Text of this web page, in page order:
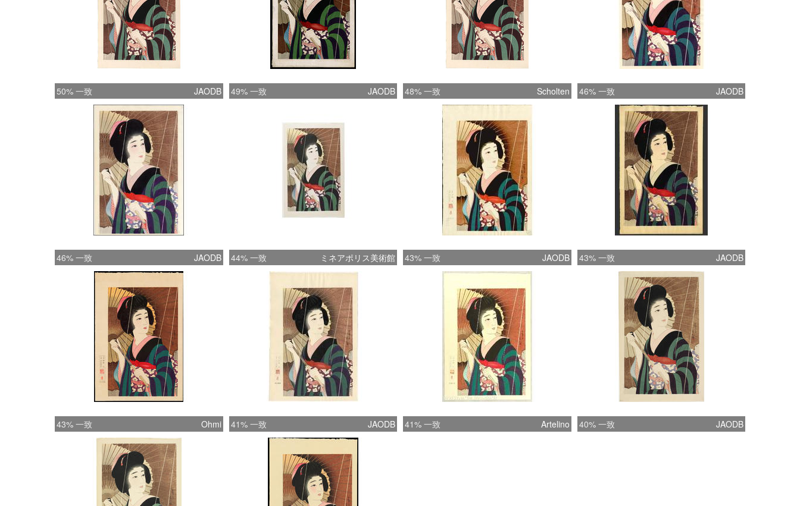
50% 一致 JAODB 49% 一致 JAODB 48% 一致 Scholten 46% 一致 JAODB
46% 一致 JAODB 44% 一致 ミネアポリス美術館 43% 一致 JAODB 43% 一致 JAODB
43% 一致 Ohmi 41% 一致 JAODB 41% 一致 Artelino 40% 一致 JAODB